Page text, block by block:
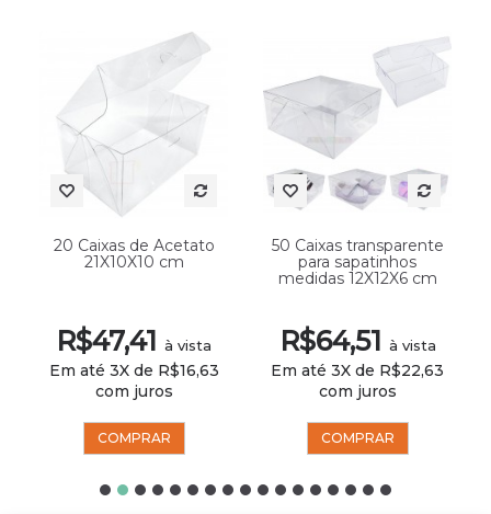
20 Caixas de Acetato
21X10X10 cm
R$47,41 à vista
Em até 3X de R$16,63
com juros
COMPRAR
50 Caixas transparente
para sapatinhos
medidas 12X12X6 cm
R$64,51 à vista
Em até 3X de R$22,63
com juros
COMPRAR